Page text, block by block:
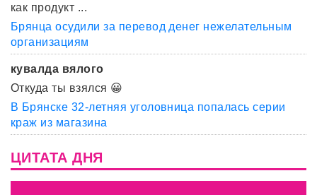
как продукт ...
Брянца осудили за перевод денег нежелательным
организациям
кувалда вялого
Откуда ты взялся 😀
В Брянске 32-летняя уголовница попалась серии
краж из магазина
ЦИТАТА ДНЯ